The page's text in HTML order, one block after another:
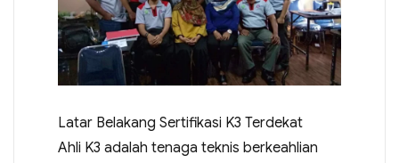
Latar Belakang Sertifikasi K3 Terdekat
Ahli K3 adalah tenaga teknis berkeahlian